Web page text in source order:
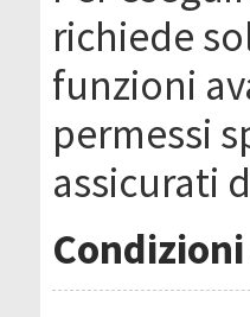
richiede
funzioni
permessi
assicurati
Condizioni